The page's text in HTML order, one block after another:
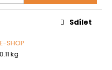
E-SHOP
0.11 kg
Sdílet